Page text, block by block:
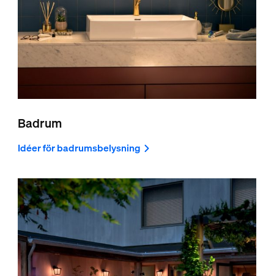
Badrum
Idéer för badrumsbelysning